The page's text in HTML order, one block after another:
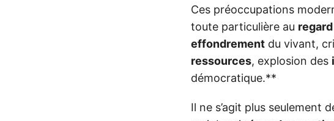
Ces préoccupations
toute particulière au
effondrement du vivant,
ressources, explosion des
démocratique.**
Il ne s’agit plus seulement